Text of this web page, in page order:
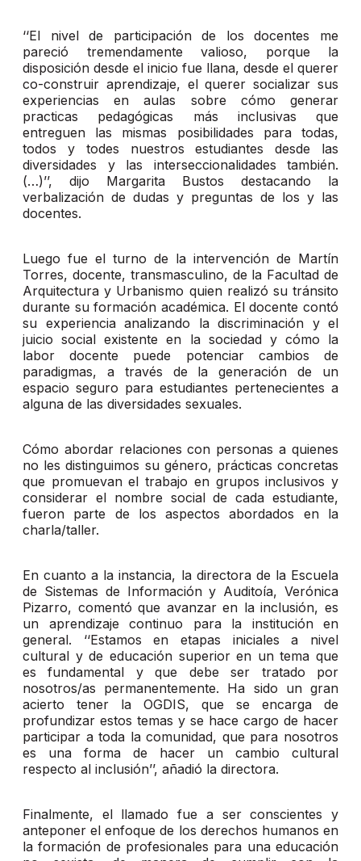
‘‘El nivel de participación de los docentes me
pareció tremendamente valioso, porque la
disposición desde el inicio fue llana, desde el querer
co-construir aprendizaje, el querer socializar sus
experiencias en aulas sobre cómo generar
practicas pedagógicas más inclusivas que
entreguen las mismas posibilidades para todas,
todos y todes nuestros estudiantes desde las
diversidades y las interseccionalidades también.
(…)’’, dijo Margarita Bustos destacando la
verbalización de dudas y preguntas de los y las
docentes.
Luego fue el turno de la intervención de Martín
Torres, docente, transmasculino, de la Facultad de
Arquitectura y Urbanismo quien realizó su tránsito
durante su formación académica. El docente contó
su experiencia analizando la discriminación y el
juicio social existente en la sociedad y cómo la
labor docente puede potenciar cambios de
paradigmas, a través de la generación de un
espacio seguro para estudiantes pertenecientes a
alguna de las diversidades sexuales.
Cómo abordar relaciones con personas a quienes
no les distinguimos su género, prácticas concretas
que promuevan el trabajo en grupos inclusivos y
considerar el nombre social de cada estudiante,
fueron parte de los aspectos abordados en la
charla/taller.
En cuanto a la instancia, la directora de la Escuela
de Sistemas de Información y Auditoía, Verónica
Pizarro, comentó que avanzar en la inclusión, es
un aprendizaje continuo para la institución en
general. ‘‘Estamos en etapas iniciales a nivel
cultural y de educación superior en un tema que
es fundamental y que debe ser tratado por
nosotros/as permanentemente. Ha sido un gran
acierto tener la OGDIS, que se encarga de
profundizar estos temas y se hace cargo de hacer
participar a toda la comunidad, que para nosotros
es una forma de hacer un cambio cultural
respecto al inclusión’’, añadió la directora.
Finalmente, el llamado fue a ser conscientes y
anteponer el enfoque de los derechos humanos en
la formación de profesionales para una educación